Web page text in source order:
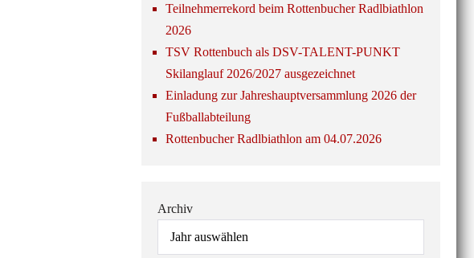
Teilnehmerrekord beim Rottenbucher Radlbiathlon
2026
TSV Rottenbuch als DSV-TALENT-PUNKT
Skilanglauf 2026/2027 ausgezeichnet
Einladung zur Jahreshauptversammlung 2026 der
Fußballabteilung
Rottenbucher Radlbiathlon am 04.07.2026
Archiv